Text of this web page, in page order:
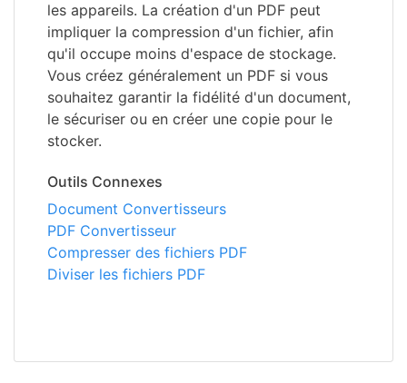
les appareils. La création d'un PDF peut
impliquer la compression d'un fichier, afin
qu'il occupe moins d'espace de stockage.
Vous créez généralement un PDF si vous
souhaitez garantir la fidélité d'un document,
le sécuriser ou en créer une copie pour le
stocker.
Outils Connexes
Document Convertisseurs
PDF Convertisseur
Compresser des fichiers PDF
Diviser les fichiers PDF